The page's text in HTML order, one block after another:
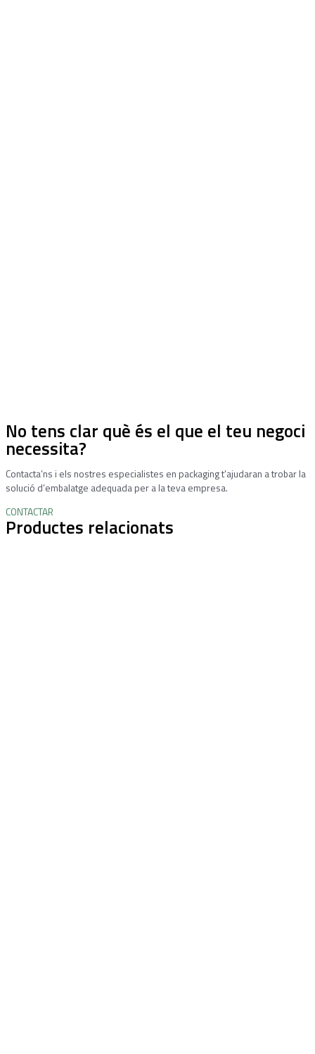
No tens clar què és el que el teu negoci
necessita?
Contacta’ns i els nostres especialistes en packaging t’ajudaran a trobar la
solució d’embalatge adequada per a la teva empresa.
CONTACTAR
Productes relacionats